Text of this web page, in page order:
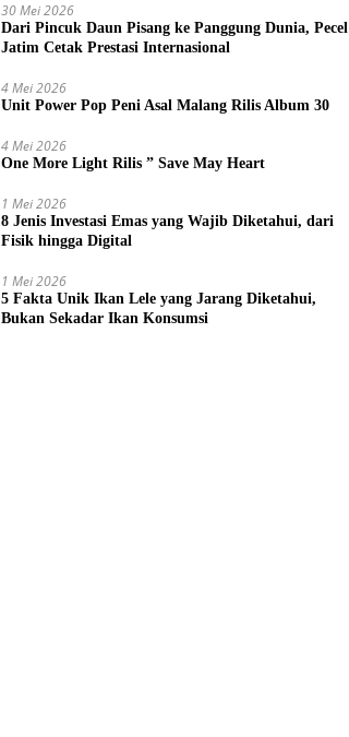
30 Mei 2026
Dari Pincuk Daun Pisang ke Panggung Dunia, Pecel
Jatim Cetak Prestasi Internasional
4 Mei 2026
Unit Power Pop Peni Asal Malang Rilis Album 30
4 Mei 2026
One More Light Rilis ” Save May Heart
1 Mei 2026
8 Jenis Investasi Emas yang Wajib Diketahui, dari
Fisik hingga Digital
1 Mei 2026
5 Fakta Unik Ikan Lele yang Jarang Diketahui,
Bukan Sekadar Ikan Konsumsi